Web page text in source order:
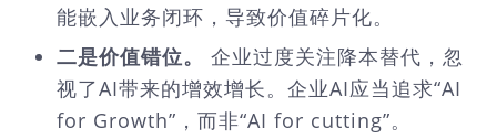
能嵌入业务闭环，导致价值碎片化。
二是价值错位。
企业过度关注降本替代，忽
视了AI带来的增效增长。企业AI应当追求“AI
for Growth”，而非“AI for cutting”。